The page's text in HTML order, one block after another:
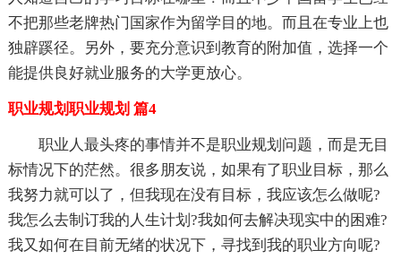
不把那些老牌热门国家作为留学目的地。而且在专业上也
独辟蹊径。另外，要充分意识到教育的附加值，选择一个
能提供良好就业服务的大学更放心。
职业规划职业规划 篇4
职业人最头疼的事情并不是职业规划问题，而是无目
标情况下的茫然。很多朋友说，如果有了职业目标，那么
我努力就可以了，但我现在没有目标，我应该怎么做呢?
我怎么去制订我的人生计划?我如何去解决现实中的困难?
我又如何在目前无绪的状况下，寻找到我的职业方向呢?